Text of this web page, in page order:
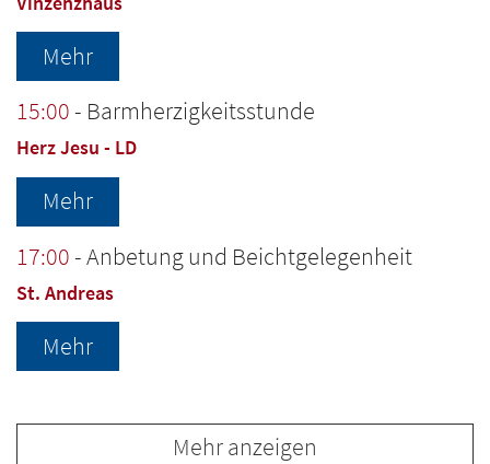
Mehr
15:00
Barmherzigkeitsstunde
Herz Jesu - LD
Mehr
17:00 Anbetung und Beichtgelegenheit
St. Andreas
Mehr
Mehr anzeigen